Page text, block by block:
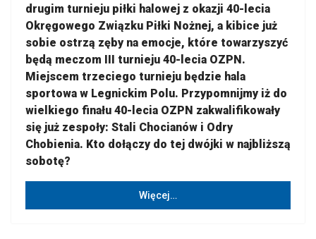
drugim turnieju piłki halowej z okazji 40-lecia
Okręgowego Związku Piłki Nożnej, a kibice już
sobie ostrzą zęby na emocje, które towarzyszyć
będą meczom III turnieju 40-lecia OZPN.
Miejscem trzeciego turnieju będzie hala
sportowa w Legnickim Polu. Przypomnijmy iż do
wielkiego finału 40-lecia OZPN zakwalifikowały
się już zespoły: Stali Chocianów i Odry
Chobienia. Kto dołączy do tej dwójki w najbliższą
sobotę?
Więcej…